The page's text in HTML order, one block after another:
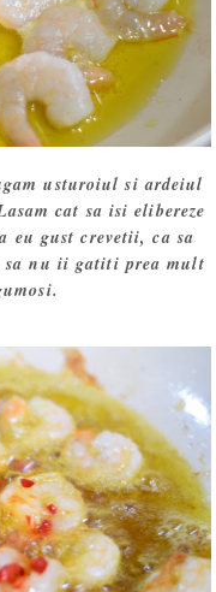
usturoiul si ardeiul
cat sa isi elibereze
eu gust crevetii, ca sa
sa nu ii gatiti prea mult